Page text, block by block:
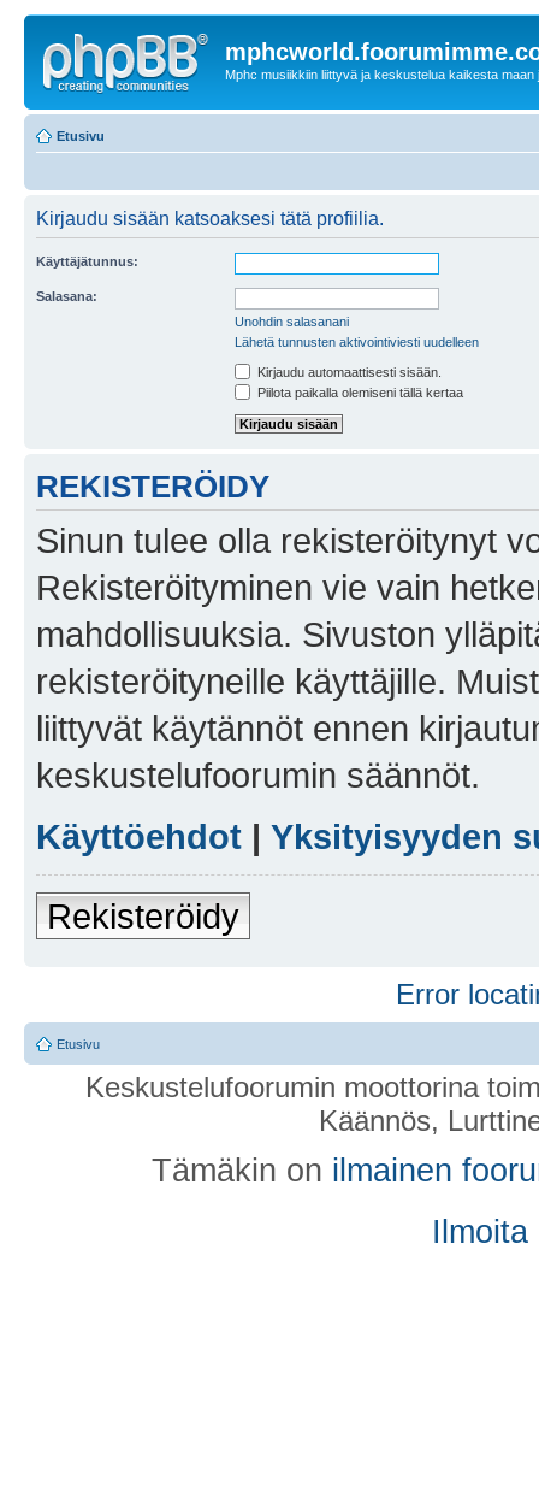
Mphc musiikkiin liittyvä ja keskustelua kaikesta maan
Etusivu
Kirjaudu sisään katsoaksesi tätä profiilia.
Käyttäjätunnus:
Salasana:
Unohdin salasanani
Lähetä tunnusten aktivointiviesti uudelleen
Kirjaudu automaattisesti sisään.
Piilota paikalla olemiseni tällä kertaa
REKISTERÖIDY
Sinun tulee olla rekisteröitynyt
Rekisteröityminen vie vain
mahdollisuuksia. Sivuston
rekisteröityneille käyttäjille.
liittyvät käytännöt ennen
keskustelufoorumin säännöt.
Käyttöehdot | Yksityisyyden
Rekisteröidy
Error
Etusivu
Keskustelufoorumin moottorina
Käännös,
Tämäkin on ilmainen